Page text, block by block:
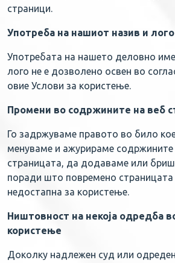
страници.
Употреба на нашиот назив и лого
Употребата на нашето деловно
лого не е дозволено освен во
овие Услови за користење.
Промени во содржините на веб
Го задржуваме правото во било
менуваме и ажурираме содржините
страницата, да додаваме или
поради што повремено
недостапна за користење.
Ништовност на некоја одредба
користење
Доколку надлежен суд или